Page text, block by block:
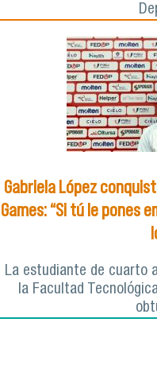
Gabriela López
Games: “Si tú le pones
La estudiante de cuarto
la Facultad